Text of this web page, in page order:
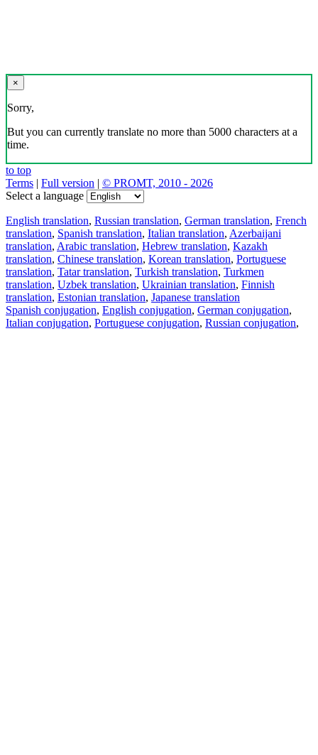
×
Sorry,
But you can currently translate no more than 5000 characters at a
time.
to top
Terms | Full version | © PROMT, 2010 - 2026
Select a language
English translation, Russian translation, German translation, French
translation, Spanish translation, Italian translation, Azerbaijani
translation, Arabic translation, Hebrew translation, Kazakh
translation, Chinese translation, Korean translation, Portuguese
translation, Tatar translation, Turkish translation, Turkmen
translation, Uzbek translation, Ukrainian translation, Finnish
translation, Estonian translation, Japanese translation
Spanish conjugation, English conjugation, German conjugation,
Italian conjugation, Portuguese conjugation, Russian conjugation,